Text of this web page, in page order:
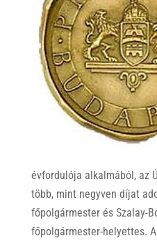
évfordulója alkalmából, az
több, mint negyven díjat
főpolgármester és Szalay-
főpolgármester-helyettes.